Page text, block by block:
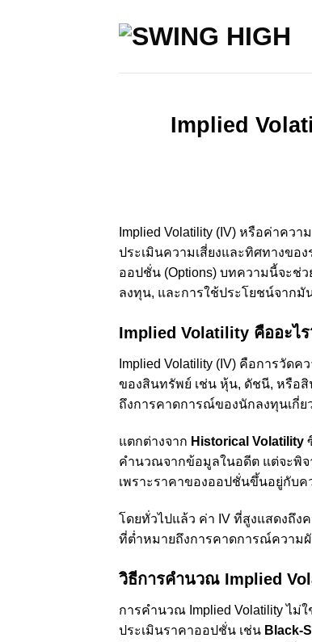
Implied
Implied Volatility (IV) หรือค่าค
ประเมินความเสี่ยงและทิศทางขอ
ออปชั่น (Options) บทความนี้จะช่
ลงทุน, และการใช้ประโยชน์จากมั
Implied Volatility คืออะไร
Implied Volatility (IV) คือการวั
ของสินทรัพย์ เช่น หุ้น, ดัชนี, หรือ
ถึงการคาดการณ์ของนักลงทุนเกี่
แตกต่างจาก Historical Volatility
คำนวณจากข้อมูลในอดีต แต่จะพิจ
เพราะราคาของออปชั่นขึ้นอยู่กับ
โดยทั่วไปแล้ว ค่า IV ที่สูงแสดงถึ
ที่ต่ำหมายถึงการคาดการณ์ความ
วิธีการคำนวณ Implied
การคำนวณ Implied Volatility ไม่
ประเมินราคาออปชั่น เช่น Black-